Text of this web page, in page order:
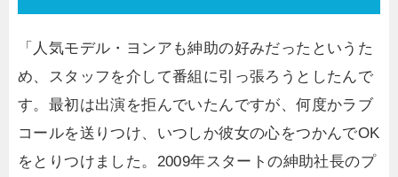
「人気モデル・ヨンアも紳助の好みだったというた
め、スタッフを介して番組に引っ張ろうとしたんで
す。最初は出演を拒んでいたんですが、何度かラブ
コールを送りつけ、いつしか彼女の心をつかんでOK
をとりつけました。2009年スタートの紳助社長のプ